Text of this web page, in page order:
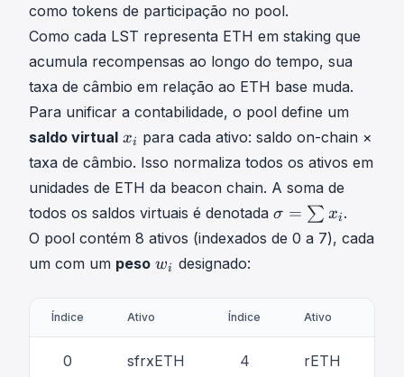
como tokens de participação no pool.
Como cada LST representa ETH em staking que
acumula recompensas ao longo do tempo, sua
taxa de câmbio em relação ao ETH base muda.
Para unificar a contabilidade, o pool define um
saldo virtual x
i
_
i
xi
para cada ativo: saldo on-chain ×
taxa de câmbio. Isso normaliza todos os ativos em
unidades de ETH da beacon chain. A soma de
todos os saldos virtuais é denotada σ
=
s
σ = ∑ xi .
O pool contém 8 ativos (indexados de 0 a 7), cada
um com um peso w
i
wi designado:
Índice Ativo Índice Ativo
0 sfrxETH 4 rETH